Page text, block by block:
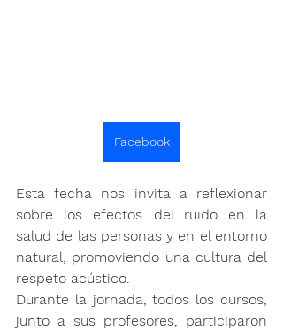
Facebook
Esta fecha nos invita a reflexionar
sobre los efectos del ruido en la
salud de las personas y en el entorno
natural, promoviendo una cultura del
respeto acústico.
Durante la jornada, todos los cursos,
junto a sus profesores, participaron